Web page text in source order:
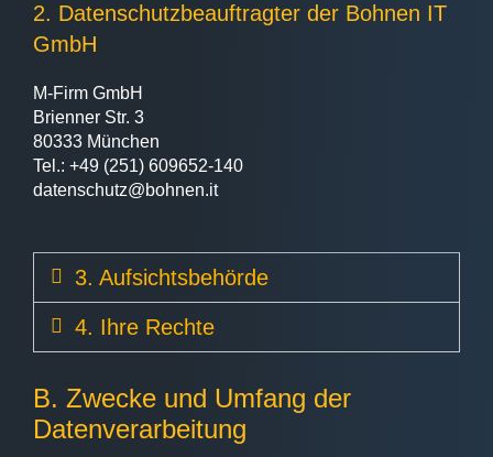
2. Datenschutzbeauftragter der Bohnen IT
GmbH
M-Firm GmbH
Brienner Str. 3
80333 München
Tel.: +49 (251) 609652-140
datenschutz@bohnen.it
3. Aufsichtsbehörde
4. Ihre Rechte
B. Zwecke und Umfang der
Datenverarbeitung